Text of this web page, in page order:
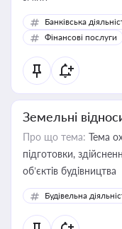
Банківська
Фінансові послуги
Земельні
Про що тема: Тема
підготовки,
об’єктів будівництва
Будівельна